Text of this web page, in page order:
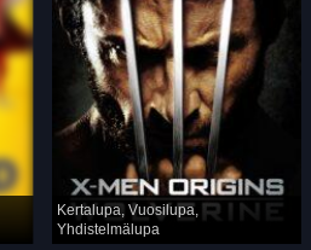
Kertalupa, Vuosilupa,
Yhdistelmälupa